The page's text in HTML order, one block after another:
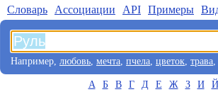
Словарь Aссоциации API Примеры
Например, любовь, мечта, пчела, цветок, трава,
А Б В Г Д Е Ж З И Й